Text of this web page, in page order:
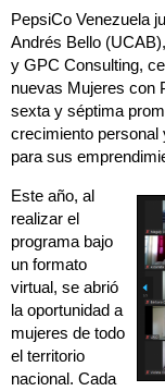
PepsiCo Venezuela
Andrés Bello
y GPC Consulting,
nuevas Mujeres con
sexta y séptima
crecimiento personal
para sus
Este año, al
realizar el
programa bajo
un formato
virtual, se abrió
la oportunidad a
mujeres de todo
el territorio
nacional. Cada